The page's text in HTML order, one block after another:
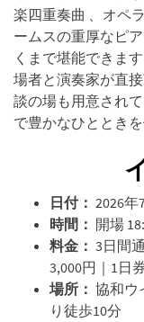
楽四重奏曲 、オペ
ームスの重厚なピ
くまで堪能できま
場者と演奏家が直
談の場も用意され
で豊かなひととき
日付： 2026年
時間： 開場
料金： 3日間
3,000円｜1日
場所： 協和ウ
り徒歩10分